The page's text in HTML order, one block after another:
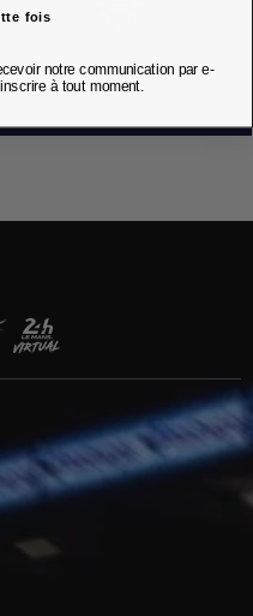
fois
notre communication par e-
à tout moment.